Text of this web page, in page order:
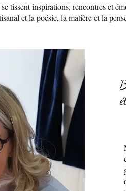
tissent inspirations, rencontres et
et la poésie, la matière et la